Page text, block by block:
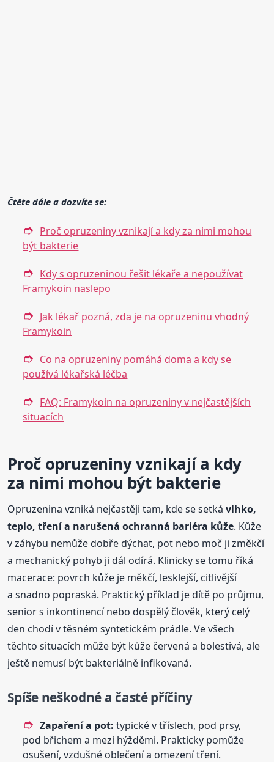
Čtěte dále a dozvíte se:
Proč opruzeniny vznikají a kdy za nimi mohou
být bakterie
Kdy s opruzeninou řešit lékaře a nepoužívat
Framykoin naslepo
Jak lékař pozná, zda je na opruzeninu vhodný
Framykoin
Co na opruzeniny pomáhá doma a kdy se
používá lékařská léčba
FAQ: Framykoin na opruzeniny v nejčastějších
situacích
Proč opruzeniny vznikají a kdy
za nimi mohou být bakterie
Opruzenina vzniká nejčastěji tam, kde se setkávlhko,
teplo, tření a narušená ochranná bariéra kůže. Kůže
v záhybu nemůže dobře dýchat, pot nebo moč ji změkčí
a mechanický pohyb ji dál odírá. Klinicky se tomu říká
macerace: povrch kůže je měkčí, lesklejší, citlivější
a snadno popraská. Praktický příklad je dítě po průjmu,
senior s inkontinencí nebo dospělý člověk, který celý
den chodí v těsném syntetickém prádle. Ve všech
těchto situacích může být kůže červená a bolestivá, ale
ještě nemusí být bakteriálně infikovaná.
Spíše neškodné a časté příčiny
Zapaření a pot: typické v tříslech, pod prsy,
pod břichem a mezi hýžděmi. Prakticky pomůže
osušení, vzdušné oblečení a omezení tření.